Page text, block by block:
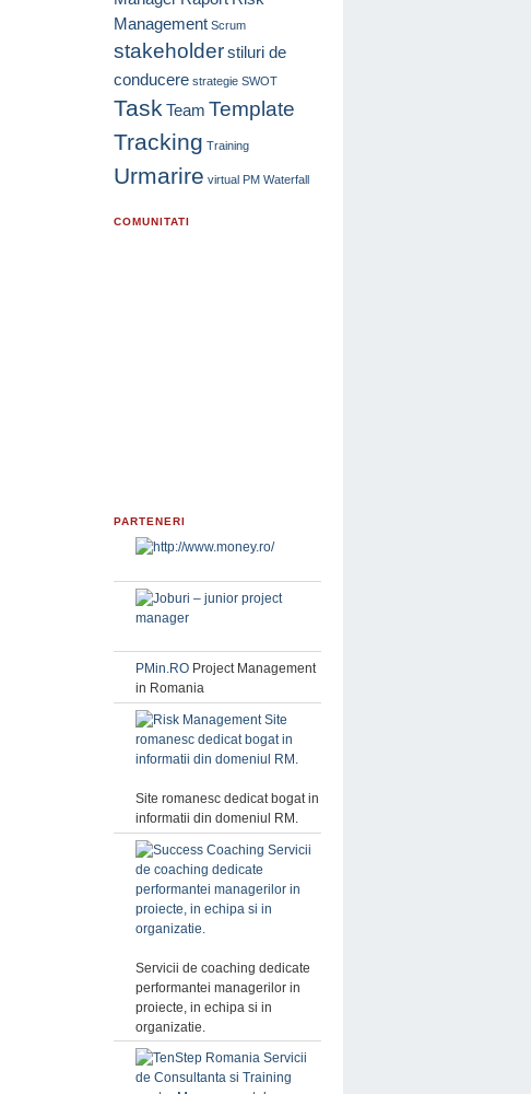
Management Scrum
stakeholderstiluri de
conducere strategie SWOT
TaskTeam Template
Tracking Training
Urmarire virtual PM Waterfall
COMUNITATI
PARTENERI
PMin.RO Project Management
in Romania
Site romanesc dedicat bogat in
informatii din domeniul RM.
Servicii de coaching dedicate
performantei managerilor in
proiecte, in echipa si in
organizatie.